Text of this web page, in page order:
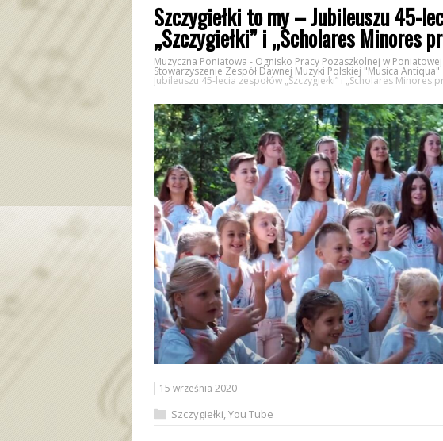
Szczygiełki to my – Jubileuszu 45-
„Szczygiełki” i „Scholares Minores
Muzyczna Poniatowa - Ognisko Pracy Pozaszkolnej w
Stowarzyszenie Zespół Dawnej Muzyki Polskiej "Musica Antiqua"
Jubileuszu 45-lecia zespołów „Szczygiełki” i „Scholares Minores
15 września 2020
Szczygiełki,You Tube